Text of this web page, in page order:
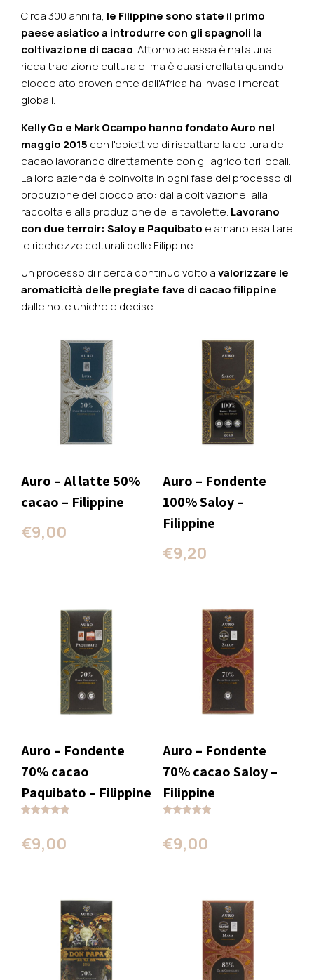
Circa 300 anni fa, le Filippine sono state il primo
paese asiatico a introdurre con gli spagnoli la
coltivazione di cacao. Attorno ad essa è nata una
ricca tradizione culturale, ma è quasi crollata quando il
cioccolato proveniente dall'Africa ha invaso i mercati
globali.
Kelly Go e Mark Ocampo hanno fondato Auro nel
maggio 2015 con l'obiettivo di riscattare la coltura del
cacao lavorando direttamente con gli agricoltori locali.
La loro azienda è coinvolta in ogni fase del processo di
produzione del cioccolato: dalla coltivazione, alla
raccolta e alla produzione delle tavolette. Lavorano
con due terroir: Saloy e Paquibato e amano esaltare
le ricchezze colturali delle Filippine.
Un processo di ricerca continuo volto avalorizzare le
aromaticità delle pregiate fave di cacao filippine
dalle note uniche e decise.
Auro – Al latte 50%
cacao – Filippine
€9,00
Auro – Fondente
100% Saloy –
Filippine
€9,20
Auro – Fondente
70% cacao
Paquibato – Filippine
su 5
€9,00
Auro – Fondente
70% cacao Saloy –
Filippine
su 5
€9,00